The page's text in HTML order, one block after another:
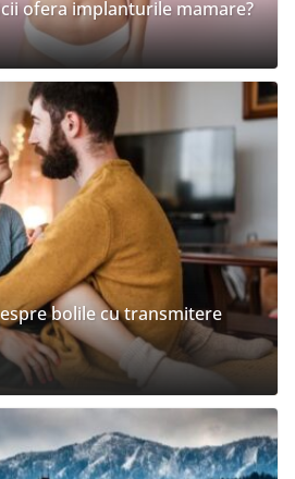
ofera implanturile mamare?
bolile cu transmitere